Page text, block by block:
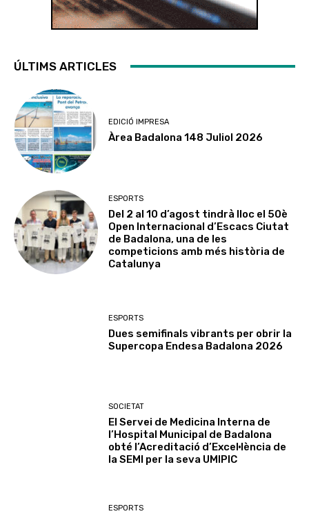
ÚLTIMS ARTICLES
EDICIÓ IMPRESA
Àrea Badalona 148 Juliol 2026
ESPORTS
Del 2 al 10 d’agost tindrà lloc el 50è
Open Internacional d’Escacs Ciutat
de Badalona, una de les
competicions amb més història de
Catalunya
ESPORTS
Dues semifinals vibrants per obrir la
Supercopa Endesa Badalona 2026
SOCIETAT
El Servei de Medicina Interna de
l’Hospital Municipal de Badalona
obté l’Acreditació d’Excel·lència de
la SEMI per la seva UMIPIC
ESPORTS